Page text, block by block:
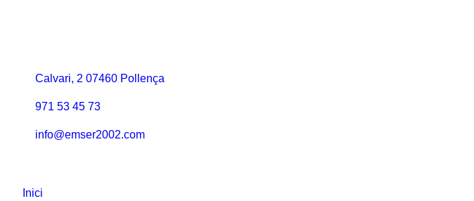
Calvari, 2 07460 Pollença
971 53 45 73
info@emser2002.com
Inici